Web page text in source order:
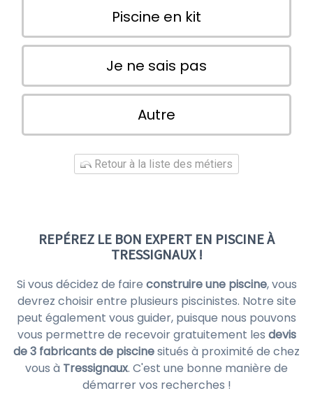
Piscine en kit
Je ne sais pas
Autre
Retour à la liste des métiers
REPÉREZ LE BON EXPERT EN PISCINE À
TRESSIGNAUX !
Si vous décidez de faire construire une piscine, vous
devrez choisir entre plusieurs piscinistes. Notre site
peut également vous guider, puisque nous pouvons
vous permettre de recevoir gratuitement les devis
de 3 fabricants de piscinesitués à proximité de chez
vous à Tressignaux. C'est une bonne manière de
démarrer vos recherches !